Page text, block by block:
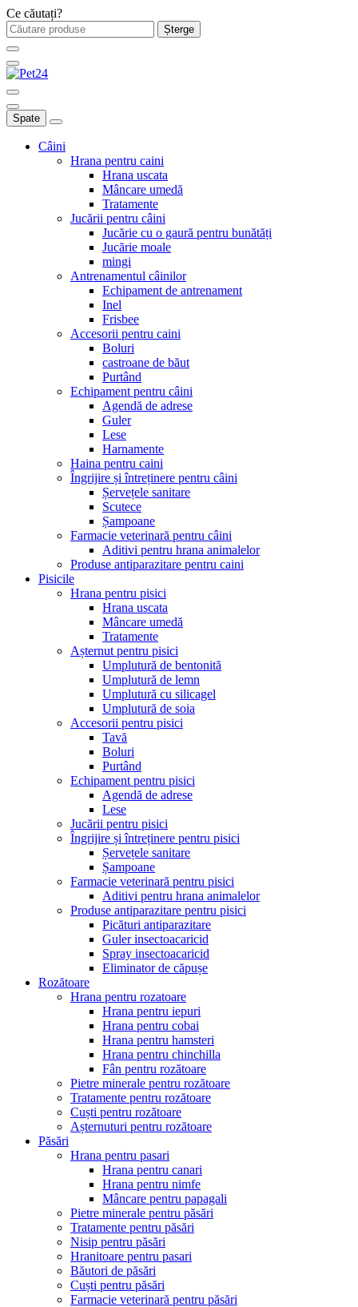
Ce căutați?
Șterge
Spate
Câini
Hrana pentru caini
Hrana uscata
Mâncare umedă
Tratamente
Jucării pentru câini
Jucărie cu o gaură pentru bunătăți
Jucărie moale
mingi
Antrenamentul câinilor
Echipament de antrenament
Inel
Frisbee
Accesorii pentru caini
Boluri
castroane de băut
Purtând
Echipament pentru câini
Agendă de adrese
Guler
Lese
Harnamente
Haina pentru caini
Îngrijire și întreținere pentru câini
Șervețele sanitare
Scutece
Șampoane
Farmacie veterinară pentru câini
Aditivi pentru hrana animalelor
Produse antiparazitare pentru caini
Pisicile
Hrana pentru pisici
Hrana uscata
Mâncare umedă
Tratamente
Așternut pentru pisici
Umplutură de bentonită
Umplutură de lemn
Umplutură cu silicagel
Umplutură de soia
Accesorii pentru pisici
Tavă
Boluri
Purtând
Echipament pentru pisici
Agendă de adrese
Lese
Jucării pentru pisici
Îngrijire și întreținere pentru pisici
Șervețele sanitare
Șampoane
Farmacie veterinară pentru pisici
Aditivi pentru hrana animalelor
Produse antiparazitare pentru pisici
Picături antiparazitare
Guler insectoacaricid
Spray insectoacaricid
Eliminator de căpușe
Rozătoare
Hrana pentru rozatoare
Hrana pentru iepuri
Hrana pentru cobai
Hrana pentru hamsteri
Hrana pentru chinchilla
Fân pentru rozătoare
Pietre minerale pentru rozătoare
Tratamente pentru rozătoare
Cuști pentru rozătoare
Așternuturi pentru rozătoare
Păsări
Hrana pentru pasari
Hrana pentru canari
Hrana pentru nimfe
Mâncare pentru papagali
Pietre minerale pentru păsări
Tratamente pentru păsări
Nisip pentru păsări
Hranitoare pentru pasari
Băutori de păsări
Cuști pentru păsări
Farmacie veterinară pentru păsări